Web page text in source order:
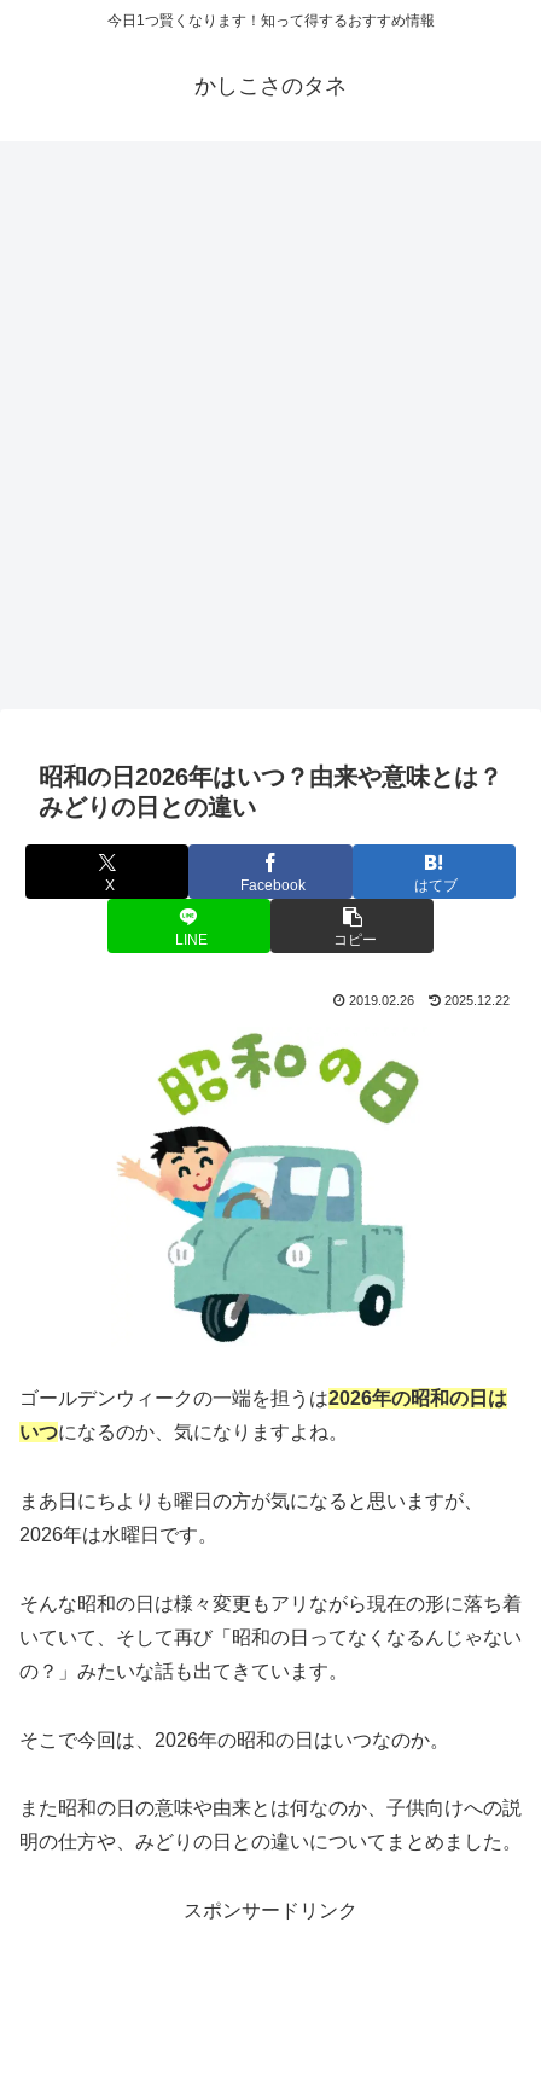
今日1つ賢くなります！知って得するおすすめ情報
かしこさのタネ
昭和の日2026年はいつ？由来や意味とは？
みどりの日との違い
X Facebook はてブ
LINE コピー
2019.02.26 2025.12.22
ゴールデンウィークの一端を担うは2026年の昭和の日は
いつになるのか、気になりますよね。
まあ日にちよりも曜日の方が気になると思いますが、
2026年は水曜日です。
そんな昭和の日は様々変更もアリながら現在の形に落ち着
いていて、そして再び「昭和の日ってなくなるんじゃない
の？」みたいな話も出てきています。
そこで今回は、2026年の昭和の日はいつなのか。
また昭和の日の意味や由来とは何なのか、子供向けへの説
明の仕方や、みどりの日との違いについてまとめました。
スポンサードリンク